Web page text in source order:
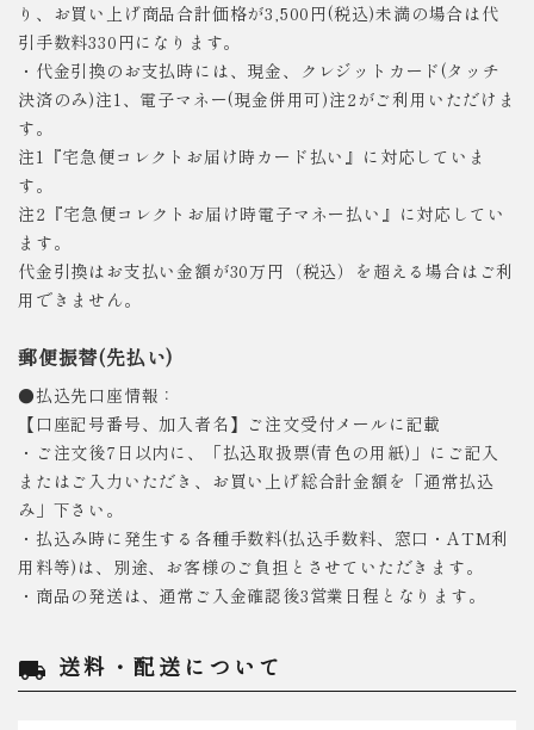
り、お買い上げ商品合計価格が3,500円(税込)未満の場合は代
引手数料330円になります。
・代金引換のお支払時には、現金、クレジットカード(タッチ
決済のみ)注1、電子マネー(現金併用可)注2がご利用いただけま
す。
注1『宅急便コレクトお届け時カード払い』に対応していま
す。
注2『宅急便コレクトお届け時電子マネー払い』に対応してい
ます。
代金引換はお支払い金額が30万円（税込）を超える場合はご利
用できません。
郵便振替(先払い)
●払込先口座情報：
【口座記号番号、加入者名】ご注文受付メールに記載
・ご注文後7日以内に、「払込取扱票(青色の用紙)」にご記入
またはご入力いただき、お買い上げ総合計金額を「通常払込
み」下さい。
・払込み時に発生する各種手数料(払込手数料、窓口・ATM利
用料等)は、別途、お客様のご負担とさせていただきます。
・商品の発送は、通常ご入金確認後3営業日程となります。
local_shipping 送料・配送について